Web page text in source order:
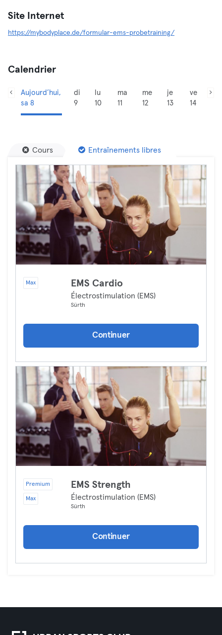
Site Internet
https://mybodyplace.de/formular-ems-probetraining/
Calendrier
Aujourd’hui,
sa 8
di
9
lu
10
ma
11
me
12
je
13
ve
14
Cours Entraînements libres
Max EMS Cardio
Électrostimulation (EMS)
Sürth
Continuer
Premium
Max
EMS Strength
Électrostimulation (EMS)
Sürth
Continuer